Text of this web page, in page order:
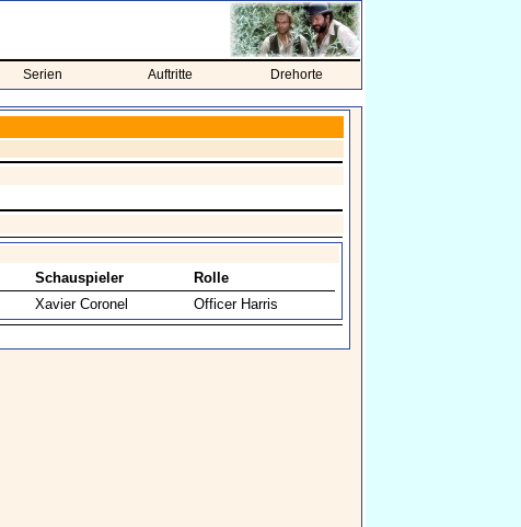
Serien Auftritte Drehorte
Schauspieler
Rolle
Xavier Coronel Officer Harris